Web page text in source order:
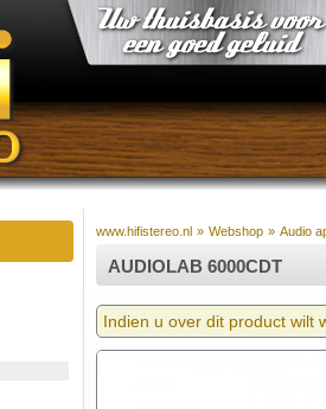
www.hifistereo.nl » Webshop » Audio
AUDIOLAB 6000CDT
Indien u over dit product wilt